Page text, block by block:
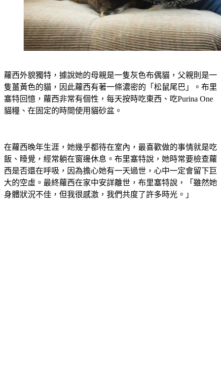
蘿西外貌獨特，據說她的母親是一隻灰色布偶貓，父親則是一
隻薑黃色的貓，因此蘿西有著一條濃密的「松鼠尾巴」。布里
塞特回憶，蘿西非常有個性，每天按時吃東西、吃Purina One
貓糧、在固定的時間使用貓砂盆。
在蘿西晚年生涯，她幾乎都待在室內，最喜歡做的事情就是吃
飯、睡覺，經常躺在窗邊休息。布里塞特說，她時常要檢查蘿
西是否還在呼吸，因為擔心她有一天過世，心中一定會留下巨
大的空虛。最終蘿西在家中安詳離世，布里塞特說，「雖然她
身體狀況不佳，但我很感激，我們共度了許多時光。」